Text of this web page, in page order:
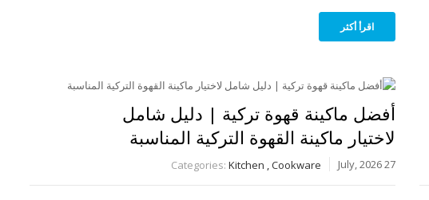
اقرأ أكثر
أفضل ماكينة قهوة تركية | دليل شامل
لاختيار ماكينة القهوة التركية المناسبة
27 July, 2026
Categories: Kitchen ,Cookware